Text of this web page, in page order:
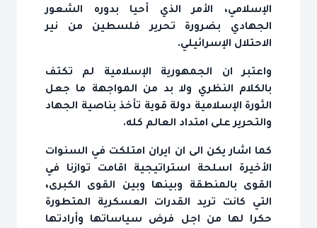
الإسلامي، الأمر الذي أحيا بدوره الشعور
الجهادي بضرورة تحرير فلسطين من نير
الاحتلال الإسرائيلي.
واعتبر ان الجمهورية الإسلامية لم تكتف
بالكلام النظري ولا بد من المواجهة ما جعل
الثورة الإسلامية دولة قوية تأخذ بناصية الجهاد
والتحرير على امتداد العالم كله.
كما اشار يكن الى ان ايران امتلكت في السنوات
الأخيرة اسلحة استراتيجية اقامت توازنا في
القوى بالمنطقة وبينها وبين القوى الكبرى،
التي كانت تريد القدرات العسكرية المتطورة
حكرا لها من اجل فرض سياساتها وأرادتها